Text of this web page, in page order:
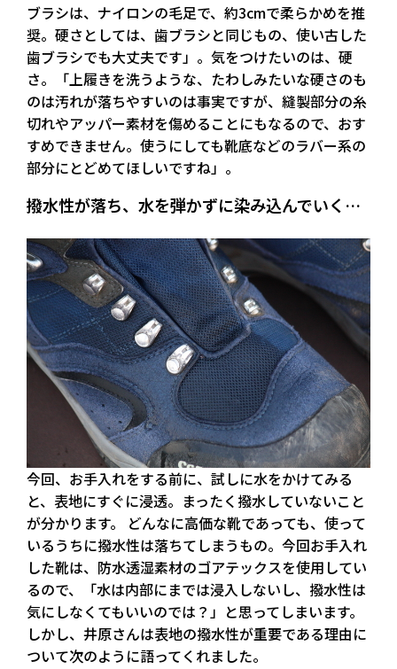
ブラシは、ナイロンの毛足で、約3cmで柔らかめを推
奨。硬さとしては、歯ブラシと同じもの、使い古した
歯ブラシでも大丈夫です」。気をつけたいのは、硬
さ。「上履きを洗うような、たわしみたいな硬さのも
のは汚れが落ちやすいのは事実ですが、縫製部分の糸
切れやアッパー素材を傷めることにもなるので、おす
すめできません。使うにしても靴底などのラバー系の
部分にとどめてほしいですね」。
撥水性が落ち、水を弾かずに染み込んでいく…
今回、お手入れをする前に、試しに水をかけてみる
と、表地にすぐに浸透。まったく撥水していないこと
が分かります。 どんなに高価な靴であっても、使って
いるうちに撥水性は落ちてしまうもの。今回お手入れ
した靴は、防水透湿素材のゴアテックスを使用してい
るので、「水は内部にまでは浸入しないし、撥水性は
気にしなくてもいいのでは？」と思ってしまいます。
しかし、井原さんは表地の撥水性が重要である理由に
ついて次のように語ってくれました。